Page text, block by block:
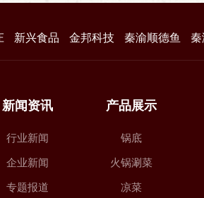
新兴食品 金邦科技 秦渝顺德鱼
新闻资讯
行业新闻
企业新闻
专题报道
产品展示
锅底
火锅涮菜
凉菜